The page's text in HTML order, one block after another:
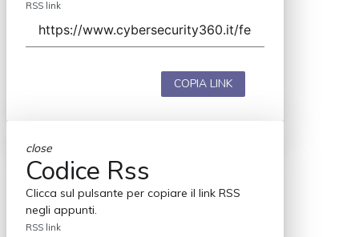
RSS link
COPIA LINK
close
Codice Rss
Clicca sul pulsante per copiare il link RSS
negli appunti.
RSS link